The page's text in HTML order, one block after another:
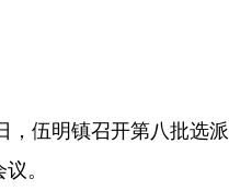
伍明镇召开第八批选
。